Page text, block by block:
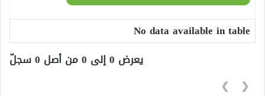
No data available in table
يعرض 0 إلى 0 من أصل 0 سجلّ
❮
❯